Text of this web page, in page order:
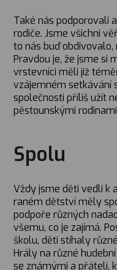
Také nás podporovali
rodiče. Jsme všichni
to nás buď
Pravdou je, že jsme si
vrstevníci měli již
vzájemném setkávání
společnosti příliš užít
pěstounskými
Spolu
Vždy jsme děti vedli k
raném dětství měly
podpoře různých
všemu, co je zajímá.
školu, děti stíhaly
Hrály na různé
se známými a přáteli,